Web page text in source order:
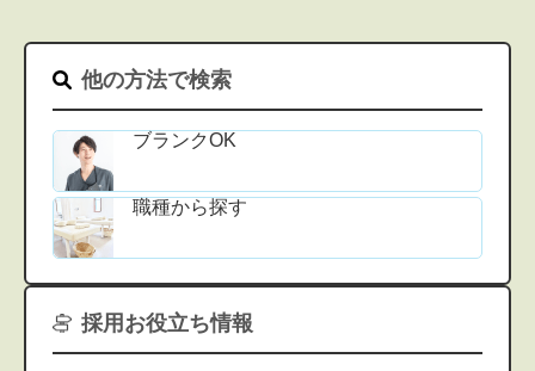
他の方法で検索
ブランクOK
職種から探す
採用お役立ち情報